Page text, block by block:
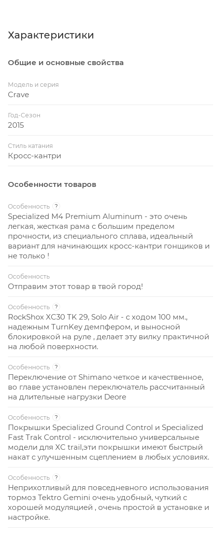
Характеристики
Общие и основные свойства
Модель и серия
Crave
Год-Сезон
2015
Стиль катания
Кросс-кантри
Особенности товаров
Особенность ?
Specialized M4 Premium Aluminum - это очень
легкая, жесткая рама с большим пределом
прочности, из специального сплава, идеальный
вариант для начинающих кросс-кантри гонщиков и
не только !
Особенность
Отправим этот товар в твой город!
Особенность ?
RockShox XC30 TK 29, Solo Air - с ходом 100 мм.,
надежным TurnKey демпфером, и выносной
блокировкой на руле , делает эту вилку практичной
на любой поверхности.
Особенность ?
Переключение от Shimano четкое и качественное,
во главе установлен переключатель рассчитанный
на длительные нагрузки Deore
Особенность ?
Покрышки Specialized Ground Control и Specialized
Fast Trak Control - исключительно универсальные
модели для XC trail,эти покрышки имеют быстрый
накат с улучшенным сцеплением в любых условиях.
Особенность ?
Неприхотливый для повседневного использования
тормоз Tektro Gemini очень удобный, чуткий с
хорошей модуляцией , очень простой в установке и
настройке.